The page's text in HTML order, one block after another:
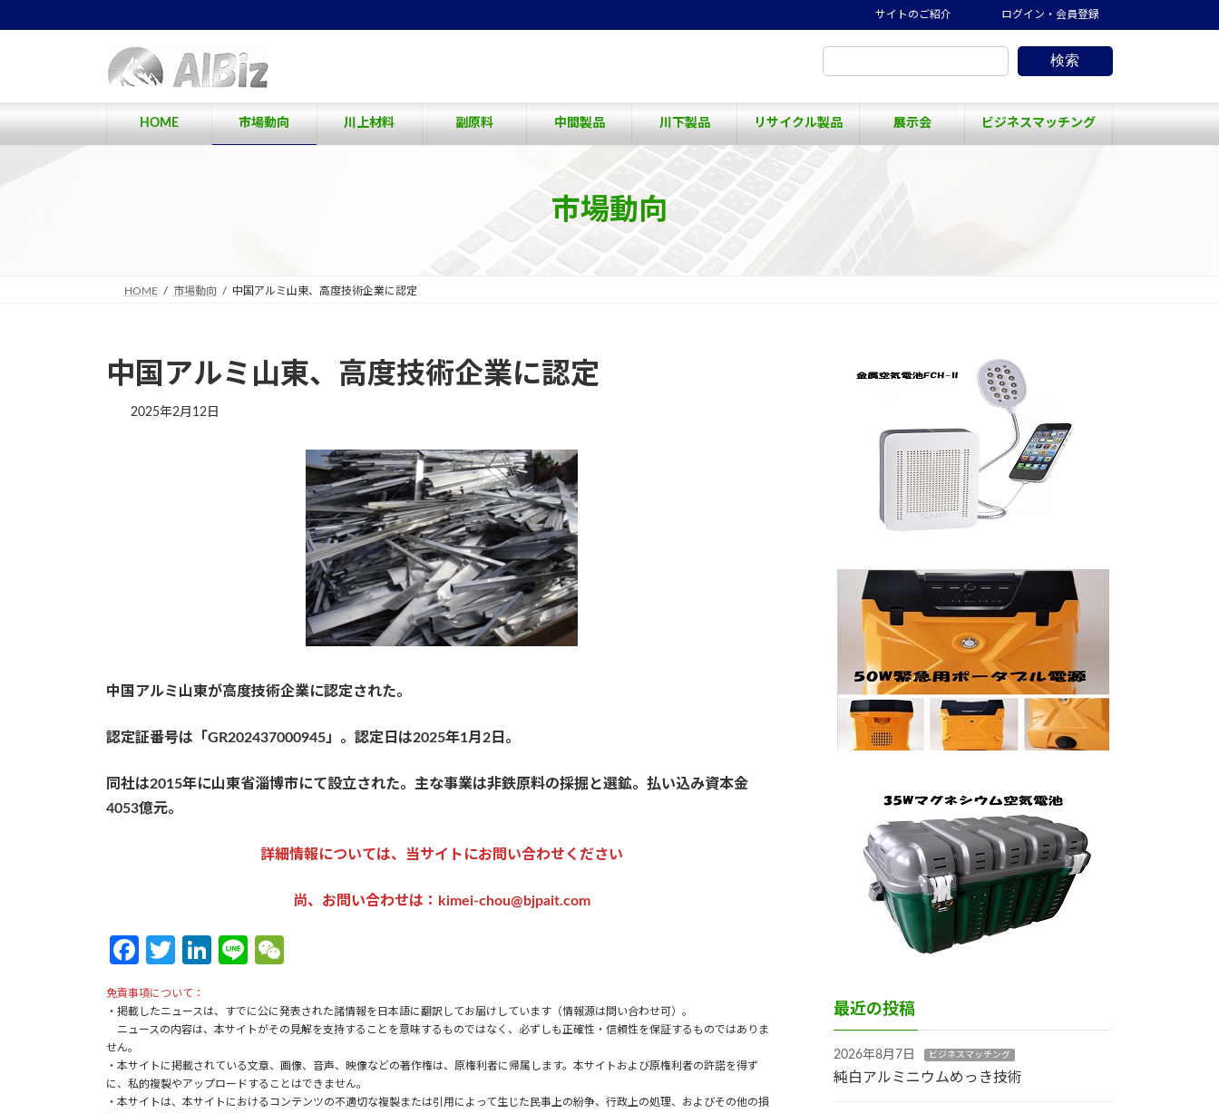
ン
ス
ビ
ン
サイトのご紹介 ログイン・会員登録
検索
HOME 市場動向 川上材料 副原料 中間製品 川下製品 リサイクル製品 展示会 ビジネスマッチング
市場動向
HOME 市場動向 中国アルミ山東、高度技術企業に認定
中国アルミ山東、高度技術企業に認定
2025年2月12日
中 国アルミ山東が高度技術企業に認定された。
認定証番号は「GR202437000945」。認定日は2025年1月2日。
同社は2015年に山東省淄博市にて設立された。主な事業は非鉄原料の採掘と選鉱。払い込み資本金
4053億元。
詳細情報については、当サイトにお問い合わせください
尚、お問い合わせは：kimei-chou@bjpait.com
Fa
b
o
o
k
T
itt
er
Li
ke
dI
n
Li
e
C
h
at
免責事項について：
・掲載したニュースは、すでに公に発表された諸情報を日本語に翻訳してお届けしています（情報源は問い合わせ可）。
ニュースの内容は、本サイトがその見解を支持することを意味するものではなく、必ずしも正確性・信頼性を保証するものではありま
せん。
・本サイトに掲載されている文章、画像、音声、映像などの著作権は、原権利者に帰属します。本サイトおよび原権利者の許諾を得ず
に、私的複製やアップロードすることはできません。
・本サイトは、本サイトにおけるコンテンツの不適切な複製または引用によって生じた民事上の紛争、行政上の処理、およびその他の損
最近の投稿
2026年8月7日 ビジネスマッチング
純白アルミニウムめっき技術